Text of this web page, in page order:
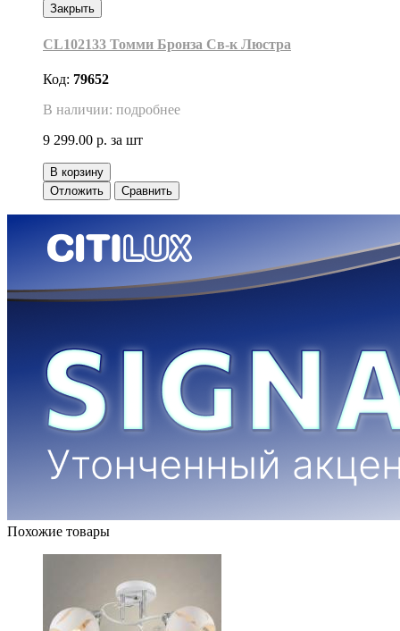
Закрыть
CL102133 Томми Бронза Св-к Люстра
Код: 79652
В наличии: подробнее
9 299.00 р. за шт
В корзину
Отложить
Сравнить
Похожие товары